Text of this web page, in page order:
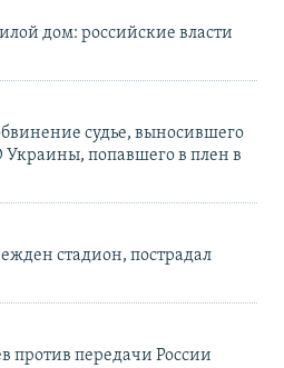
дом: российские власти
судье, выносившего
попавшего в плен в
стадион, пострадал
против передачи России